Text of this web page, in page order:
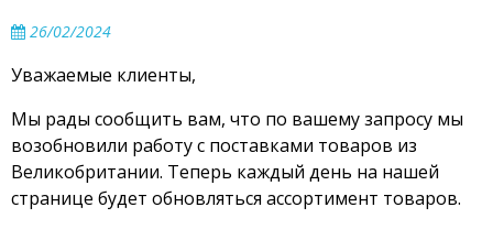
26/02/2024
Уважаемые клиенты,
Мы рады сообщить вам, что по вашему запросу мы
возобновили работу с поставками товаров из
Великобритании. Теперь каждый день на нашей
странице будет обновляться ассортимент товаров.